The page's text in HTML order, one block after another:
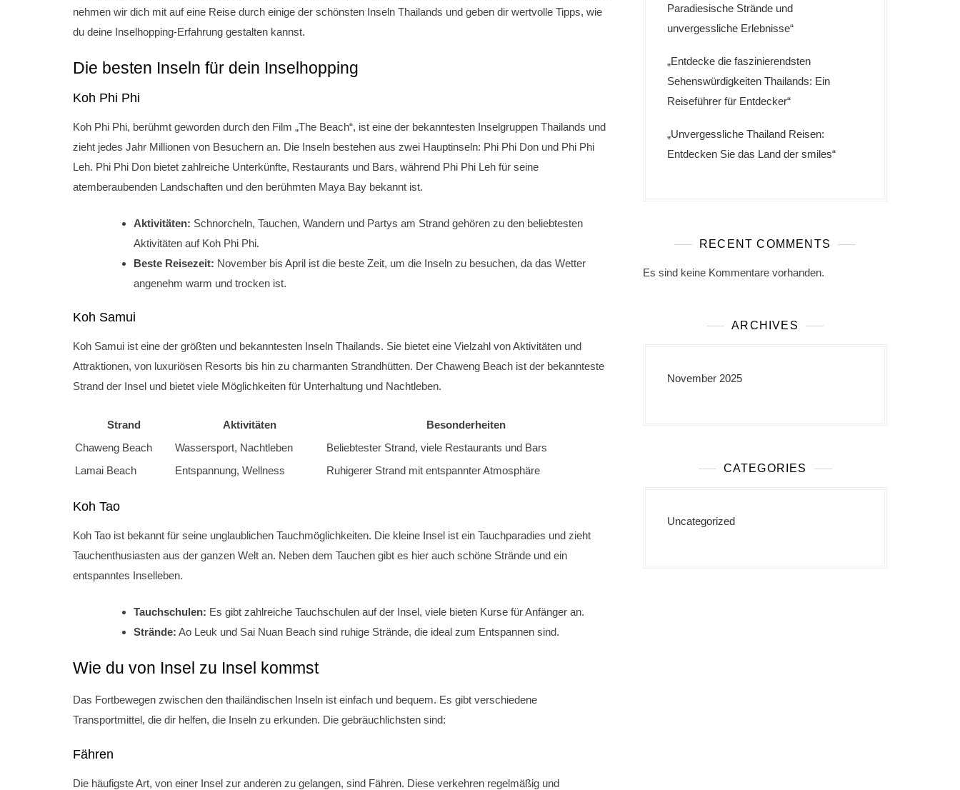
nehmen wir dich mit auf eine Reise durch einige der schönsten Inseln Thailands und geben dir wertvolle Tipps, wie
du deine Inselhopping-Erfahrung gestalten kannst.
Die besten Inseln für dein Inselhopping
Koh Phi Phi
Koh Phi Phi, berühmt geworden durch den Film „The Beach“, ist eine der bekanntesten Inselgruppen Thailands und
zieht jedes Jahr Millionen von Besuchern an. Die Inseln bestehen aus zwei Hauptinseln: Phi Phi Don und Phi Phi
Leh. Phi Phi Don bietet zahlreiche Unterkünfte, Restaurants und Bars, während Phi Phi Leh für seine
atemberaubenden Landschaften und den berühmten Maya Bay bekannt ist.
Aktivitäten: Schnorcheln, Tauchen, Wandern und Partys am Strand gehören zu den beliebtesten
Aktivitäten auf Koh Phi Phi.
Beste Reisezeit: November bis April ist die beste Zeit, um die Inseln zu besuchen, da das Wetter
angenehm warm und trocken ist.
Koh Samui
Koh Samui ist eine der größten und bekanntesten Inseln Thailands. Sie bietet eine Vielzahl von Aktivitäten und
Attraktionen, von luxuriösen Resorts bis hin zu charmanten Strandhütten. Der Chaweng Beach ist der bekannteste
Strand der Insel und bietet viele Möglichkeiten für Unterhaltung und Nachtleben.
Strand Aktivitäten
Besonderheiten
Chaweng Beach
Wassersport, Nachtleben
Beliebtester Strand, viele Restaurants und Bars
Lamai Beach
Entspannung, Wellness Ruhigerer Strand mit entspannter Atmosphäre
Koh Tao
Koh Tao ist bekannt für seine unglaublichen Tauchmöglichkeiten. Die kleine Insel ist ein Tauchparadies und zieht
Tauchenthusiasten aus der ganzen Welt an. Neben dem Tauchen gibt es hier auch schöne Strände und ein
entspanntes Inselleben.
Tauchschulen: Es gibt zahlreiche Tauchschulen auf der Insel, viele bieten Kurse für Anfänger an.
Strände: Ao Leuk und Sai Nuan Beach sind ruhige Strände, die ideal zum Entspannen sind.
Wie du von Insel zu Insel kommst
Das Fortbewegen zwischen den thailändischen Inseln ist einfach und bequem. Es gibt verschiedene
Transportmittel, die dir helfen, die Inseln zu erkunden. Die gebräuchlichsten sind:
Fähren
Die häufigste Art, von einer Insel zur anderen zu gelangen, sind Fähren. Diese verkehren regelmäßig und
Paradiesische Strände und
unvergessliche Erlebnisse“
„Entdecke die faszinierendsten
Sehenswürdigkeiten Thailands: Ein
Reiseführer für Entdecker“
„Unvergessliche Thailand Reisen:
Entdecken Sie das Land der smiles“
RECENT COMMENTS
Es sind keine Kommentare vorhanden.
ARCHIVES
November 2025
CATEGORIES
Uncategorized